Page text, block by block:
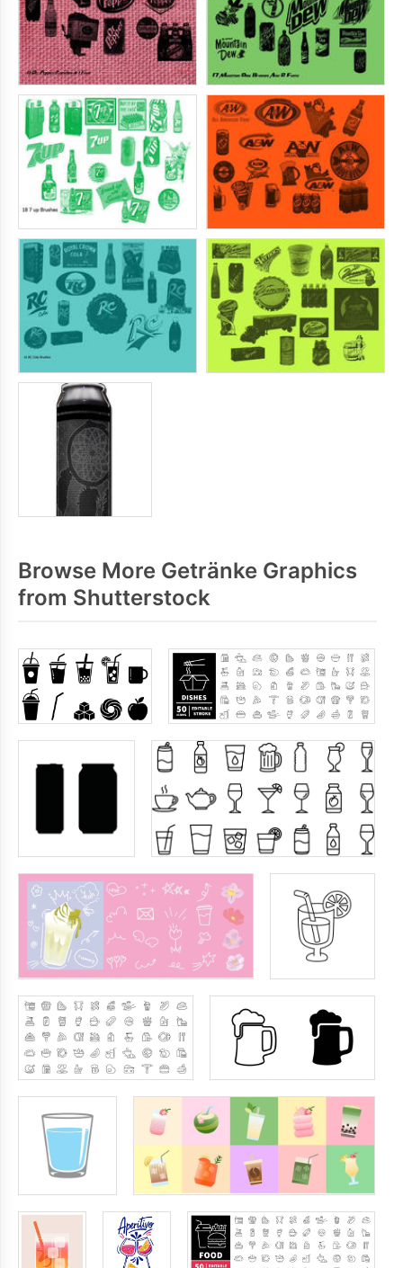
Browse More Getränke Graphics
from Shutterstock